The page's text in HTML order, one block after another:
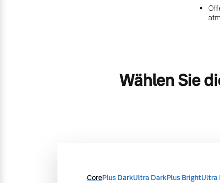
Wählen Sie
CorePlus DarkUltra DarkPlus BrightUltra